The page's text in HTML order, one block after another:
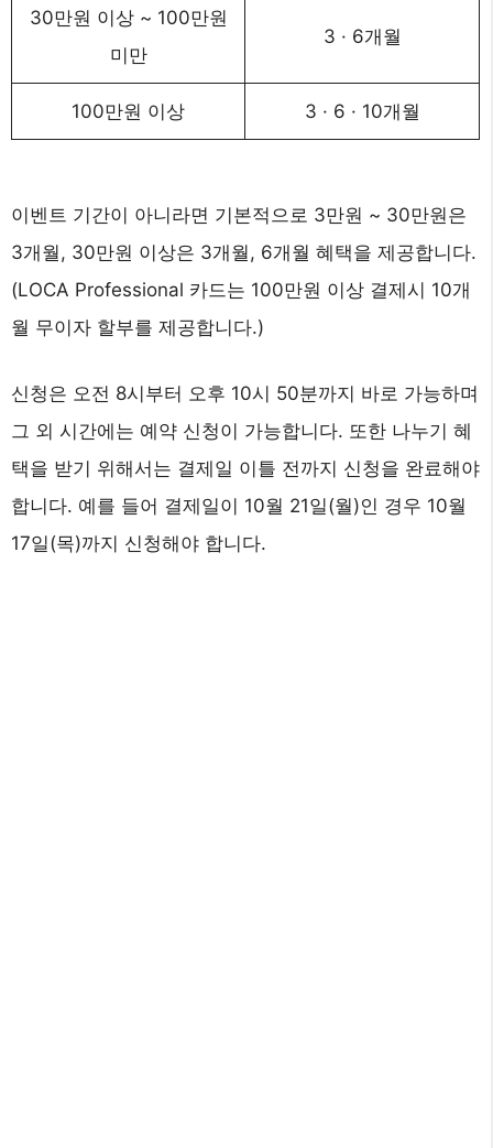
30만원 이상 ~ 100만원
미만
3 · 6개월
100만원 이상 3 · 6 · 10개월
이벤트 기간이 아니라면 기본적으로 3만원 ~ 30만원은
3개월, 30만원 이상은 3개월, 6개월 혜택을 제공합니다.
(LOCA Professional 카드는 100만원 이상 결제시 10개
월 무이자 할부를 제공합니다.)
신청은 오전 8시부터 오후 10시 50분까지 바로 가능하며
그 외 시간에는 예약 신청이 가능합니다. 또한 나누기 혜
택을 받기 위해서는 결제일 이틀 전까지 신청을 완료해야
합니다. 예를 들어 결제일이 10월 21일(월)인 경우 10월
17일(목)까지 신청해야 합니다.